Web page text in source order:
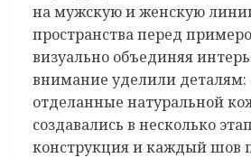
на мужскую и женскую
пространства перед
визуально объединяя
внимание уделили деталям:
отделанные натуральной
создавались в несколько
конструкция и каждый шов